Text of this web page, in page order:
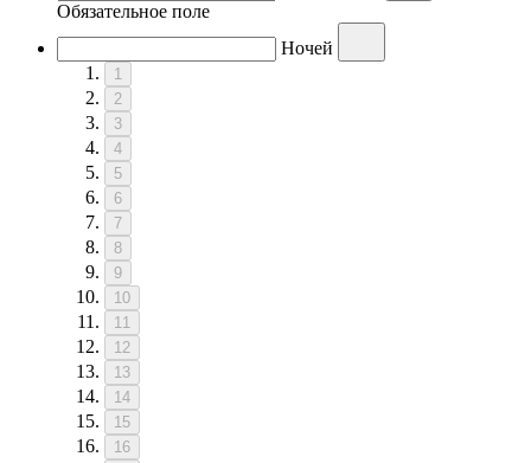
Обязательное поле
Ночей
1
2
3
4
5
6
7
8
9
10
11
12
13
14
15
16